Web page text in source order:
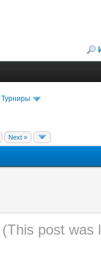
Турниры
Next »
(This post was